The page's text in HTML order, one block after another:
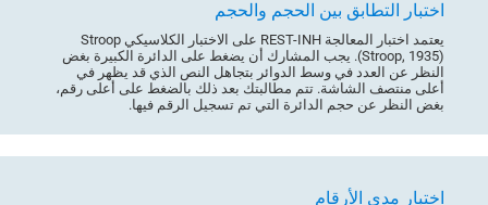
اختبار التطابق بين الحجم والحجم
يعتمد اختبار المعالجة REST-INH على الاختبار الكلاسيكي Stroop
(Stroop, 1935). يجب المشارك أن يضغط على الدائرة الكبيرة بغض
النظر عن العدد في وسط الدوائر بتجاهل النص الذي قد يظهر في
أعلى منتصف الشاشة. تتم مطالبتك بعد ذلك بالضغط على أعلى رقم،
بغض النظر عن حجم الدائرة التي تم تسجيل الرقم فيها.
اختبار مدى الأرقام